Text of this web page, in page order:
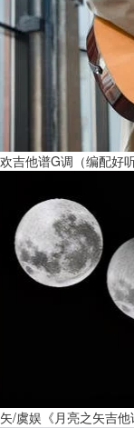
欢吉他谱G调（编配好
矢/虞娱《月亮之矢吉他